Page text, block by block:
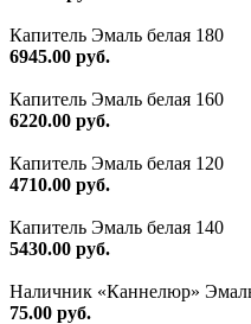
Капитель Эмаль белая 180
6945.00 руб.
Капитель Эмаль белая 160
6220.00 руб.
Капитель Эмаль белая 120
4710.00 руб.
Капитель Эмаль белая 140
5430.00 руб.
Наличник «Каннелюр»
75.00 руб.